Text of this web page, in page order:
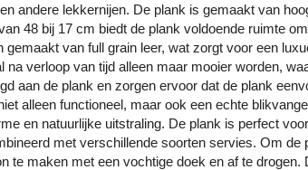
andere lekkernijen. De plank is gemaakt van
48 bij 17 cm biedt de plank voldoende ruimte
gemaakt van full grain leer, wat zorgt voor een
na verloop van tijd alleen maar mooier worden,
aan de plank en zorgen ervoor dat de plank
alleen functioneel, maar ook een echte
en natuurlijke uitstraling. De plank is perfect
met verschillende soorten servies. Om
te maken met een vochtige doek en af te